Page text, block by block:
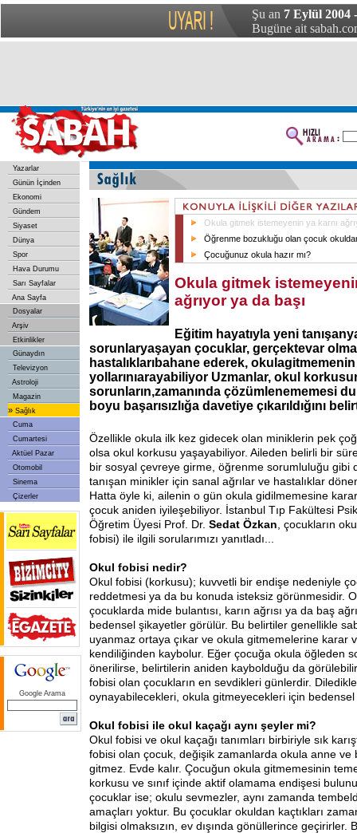
Şu an 7 Eylül 2004
Bugüne ait
Yazarlar
Günün İçinden
Ekonomi
Gündem
Siyaset
Dünya
Spor
Hava Durumu
Sarı Sayfalar
Ana Sayfa
Dosyalar
Arşiv
Etkinlikler
Günaydın
Televizyon
Astroloji
Magazin
» Sağlık
Cuma
Cumartesi
Aktüel Pazar
Otomobil
Sinema
Çizerler
Google Arama
Okula gitmek istemeyenin ya karnı
Öğrenme bozukluğu olan çocuk
Çocuğunuz okula hazır mı?
Okula gitmek
ağrıyor ya da başı
Eğitim hayatıyla yeni
sorunlaryaşayan çocuklar, gerçektevar
hastalıklarıbahane ederek, okulagitmemenin
yollarınıarayabiliyor Uzmanlar, okul
sorunların,zamanında çözümlenememesi
boyu başarısızlığa davetiye çıkarıldığını
Özellikle okula ilk kez gidecek olan miniklerin pek
olsa okul korkusu yaşayabiliyor. Aileden belirli bir
bir sosyal çevreye girme, öğrenme sorumluluğu gibi
tanışan minikler için sanal ağrılar ve hastalıklar
Hatta öyle ki, ailenin o gün okula gidilmemesine
çocuk aniden iyileşebiliyor. İstanbul Tıp Fakültesi
Öğretim Üyesi Prof. Dr. Sedat Özkan , çocukların
fobisi) ile ilgili sorularımızı yanıtladı...
Okul fobisi nedir?
Okul fobisi (korkusu); kuvvetli bir endişe nedeniyle
reddetmesi ya da bu konuda isteksiz görünmesidir.
çocuklarda mide bulantısı, karın ağrısı ya da baş
bedensel şikayetler görülür. Bu belirtiler genellikle
uyanmaz ortaya çıkar ve okula gitmemelerine karar
kendiliğinden kaybolur. Eğer çocuğa okula öğleden
önerilirse, belirtilerin aniden kaybolduğu da
fobisi olan çocukların en sevdikleri günlerdir.
oynayabilecekleri, okula gitmeyecekleri için
Okul fobisi ile okul kaçağı aynı şeyler mi?
Okul fobisi ve okul kaçağı tanımları birbiriyle sık
fobisi olan çocuk, değişik zamanlarda okula anne ve
gitmez. Evde kalır. Çocuğun okula gitmemesinin
korkusu ve sınıf içinde aktif olamama endişesi
çocuklar ise; okulu sevmezler, aynı zamanda
amaçları yoktur. Bu çocuklar okuldan kaçtıkları
bilgisi olmaksızın, ev dışında gönüllerince geçirirler.